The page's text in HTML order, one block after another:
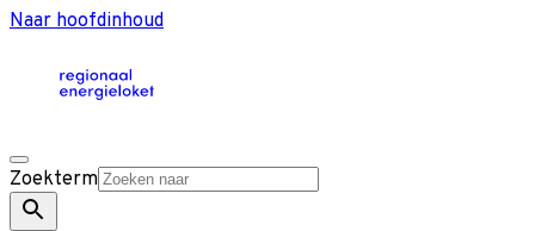
Naar hoofdinhoud
Zoekterm